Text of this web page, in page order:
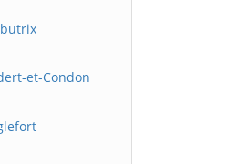
et-Condon